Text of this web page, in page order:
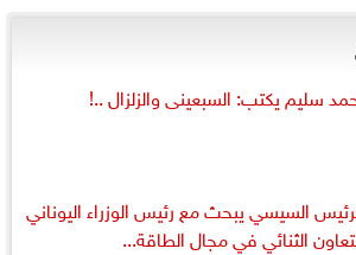
سليم يكتب: السبعينى والزلزال ..!
السيسي يبحث مع رئيس الوزراء اليوناني
الثنائي في مجال الطاقة...